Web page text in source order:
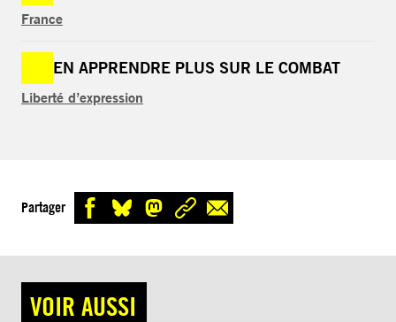
France
EN APPRENDRE PLUS SUR LE COMBAT
Liberté d’expression
Partager
VOIR AUSSI